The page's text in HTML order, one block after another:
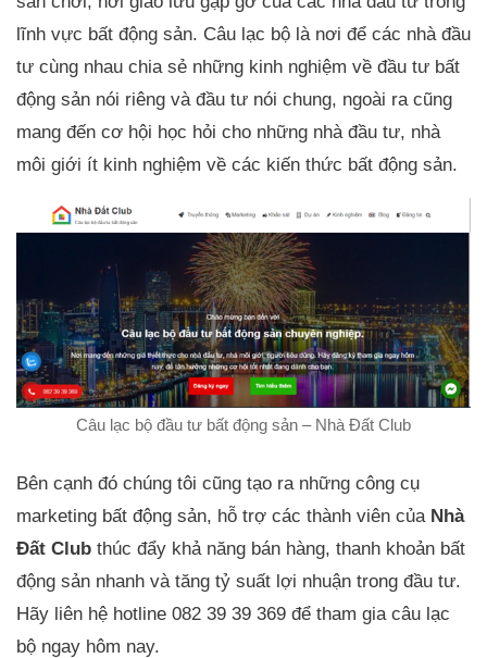
lĩnh vực bất động sản. Câu lạc bộ là nơi để các nhà đầu
tư cùng nhau chia sẻ những kinh nghiệm về đầu tư bất
động sản nói riêng và đầu tư nói chung, ngoài ra cũng
mang đến cơ hội học hỏi cho những nhà đầu tư, nhà
môi giới ít kinh nghiệm về các kiến thức bất động sản.
Câu lạc bộ đầu tư bất động sản – Nhà Đất Club
Bên cạnh đó chúng tôi cũng tạo ra những công cụ
marketing bất động sản, hỗ trợ các thành viên của Nhà
Đất Club thúc đẩy khả năng bán hàng, thanh khoản bất
động sản nhanh và tăng tỷ suất lợi nhuận trong đầu tư.
Hãy liên hệ hotline 082 39 39 369 để tham gia câu lạc
bộ ngay hôm nay.